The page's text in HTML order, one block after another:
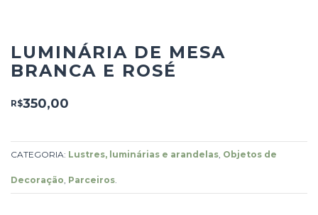
LUMINÁRIA DE MESA
BRANCA E ROSÉ
R$350,00
CATEGORIA: Lustres, luminárias e arandelas Objetos de
Decoração Parceiros